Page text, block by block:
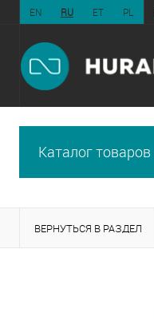
EN RU ET PL
Каталог товаров
ВЕРНУТЬСЯ В РАЗДЕЛ